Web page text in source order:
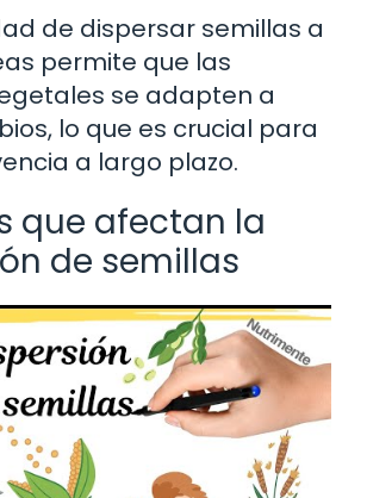
de dispersar semillas a
permite que las
se adapten a
lo que es crucial para
a largo plazo.
que afectan la
de semillas